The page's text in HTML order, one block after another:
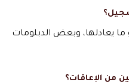
يعادلها، وبعض الدبلومات
من الإعاقات؟